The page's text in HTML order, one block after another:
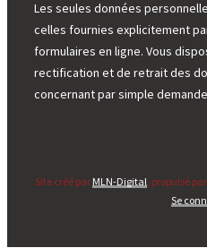
Les seules données
celles fournies explicitement
formulaires en ligne. Vous
rectification et de retrait des
concernant par simple
Site créé par MLN-Digital , propulsé par
Se